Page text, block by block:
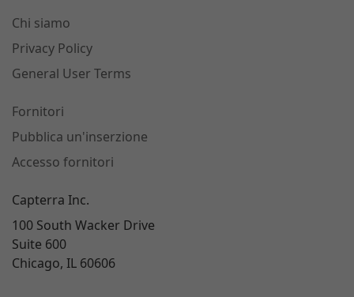
Chi siamo
Privacy Policy
General User Terms
Fornitori
Pubblica un'inserzione
Accesso fornitori
Capterra Inc.
100 South Wacker Drive
Suite 600
Chicago, IL 60606